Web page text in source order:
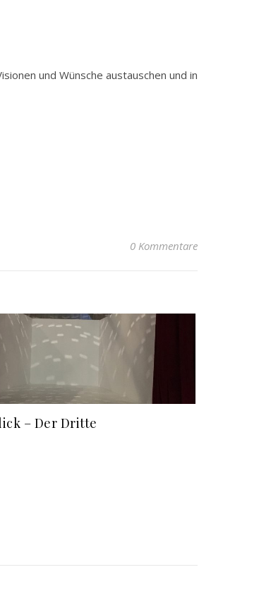
und Wünsche austauschen und in
0 Kommentare
– Der Dritte